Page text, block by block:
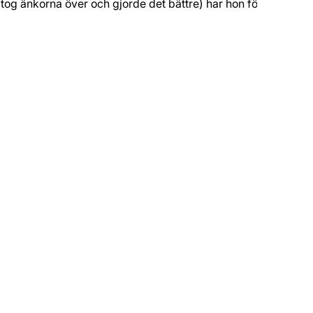
änkorna över och gjorde det bättre) har hon förvandlat